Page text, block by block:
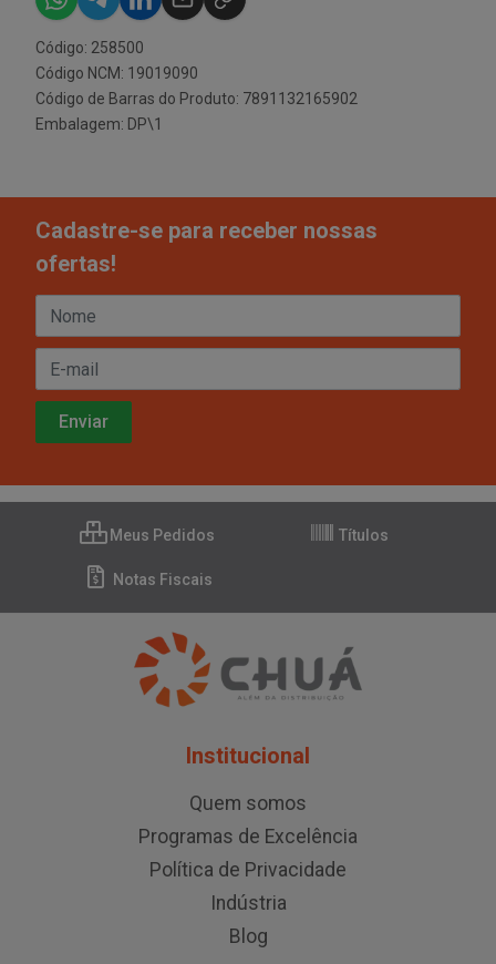
Código: 258500
Código NCM: 19019090
Código de Barras do Produto: 7891132165902
Embalagem: DP\1
Cadastre-se para receber nossas
ofertas!
Meus Pedidos Títulos
Notas Fiscais
Institucional
Quem somos
Programas de Excelência
Política de Privacidade
Indústria
Blog